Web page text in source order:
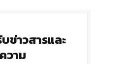
ข่าวสารและ
วาม